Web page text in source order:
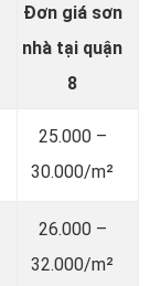
Đơn giá sơn
nhà tại quận
8
25.000 –
30.000/m²
26.000 –
32.000/m²